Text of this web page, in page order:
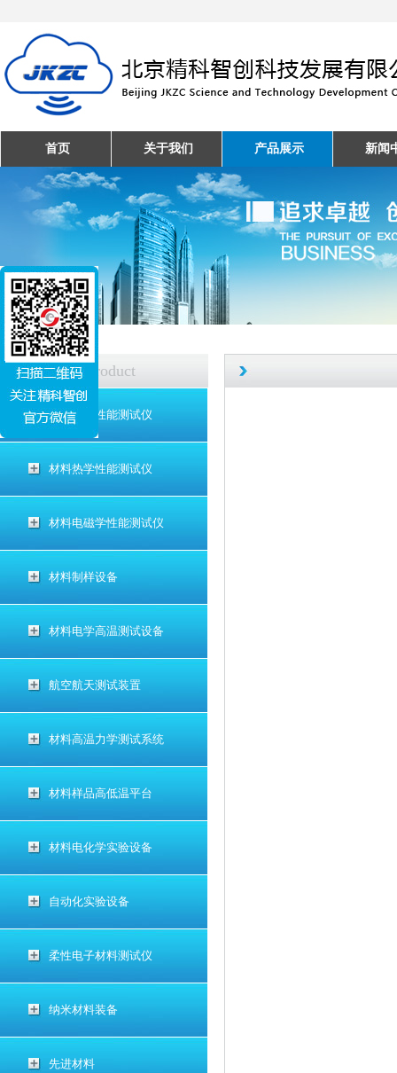
首页 关于我们 产品展示 新闻
产品中心 Product
材料电学性能测试仪
材料热学性能测试仪
材料电磁学性能测试仪
材料制样设备
材料电学高温测试设备
航空航天测试装置
材料高温力学测试系统
材料样品高低温平台
材料电化学实验设备
自动化实验设备
柔性电子材料测试仪
纳米材料装备
先进材料